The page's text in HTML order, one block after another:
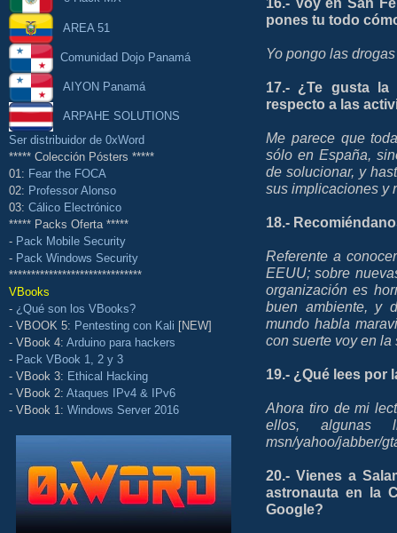
AREA 51
Comunidad Dojo Panamá
AIYON Panamá
ARPAHE SOLUTIONS
Ser distribuidor de 0xWord
***** Colección Pósters *****
01: Fear the FOCA
02: Professor Alonso
03: Cálico Electrónico
***** Packs Oferta *****
- Pack Mobile Security
- Pack Windows Security
******************************
VBooks
- ¿Qué son los VBooks?
- VBOOK 5: Pentesting con Kali [NEW]
- VBook 4: Arduino para hackers
- Pack VBook 1, 2 y 3
- VBook 3: Ethical Hacking
- VBook 2: Ataques IPv4 & IPv6
- VBook 1: Windows Server 2016
pones tu todo
Yo pongo las
17.- ¿Te gusta
respecto a las
Me parece que
sólo en España,
de solucionar, y
sus implicaciones y
18.-
Referente a
EEUU; sobre
organización es
buen ambiente, y
mundo habla
con suerte voy en
19.- ¿Qué lees por
Ahora tiro de mi
ellos, algunas
msn/yahoo/jabber/
20.- Vienes a
astronauta en la
Google?